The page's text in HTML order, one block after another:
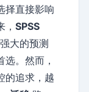
择直接影响
SPSS
大的预测
。然而，
的追求，越